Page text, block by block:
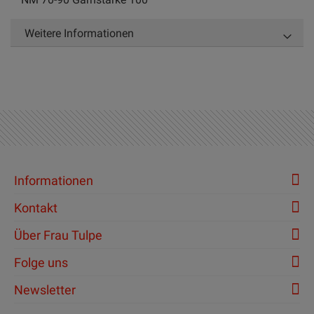
Weitere Informationen
Informationen
Kontakt
Über Frau Tulpe
Folge uns
Newsletter